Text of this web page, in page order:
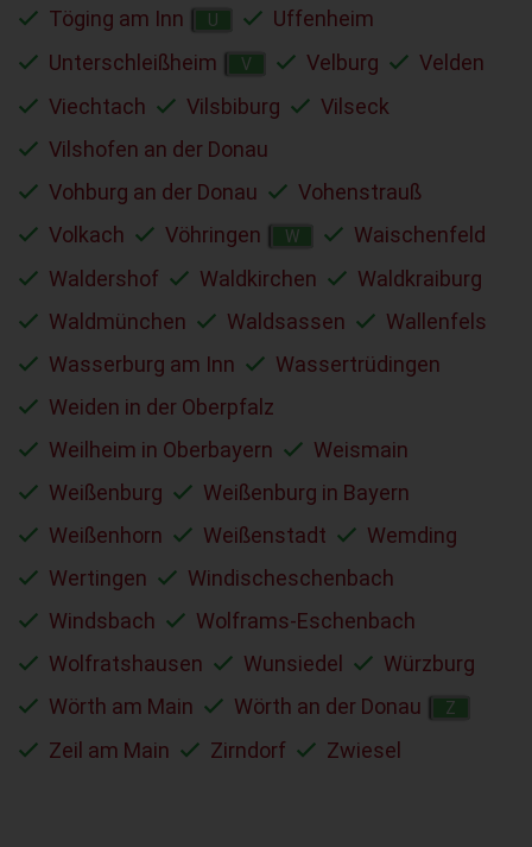
Töging am Inn
U
Uffenheim
Unterschleißheim
V Velburg
Velden
Viechtach
Vilsbiburg
Vilseck
Vilshofen an der Donau
Vohburg an der Donau
Vohenstrauß
Volkach
Vöhringen W
Waischenfeld
Waldershof
Waldkirchen
Waldkraiburg
Waldmünchen
Waldsassen
Wallenfels
Wasserburg am Inn
Wassertrüdingen
Weiden in der Oberpfalz
Weilheim in Oberbayern
Weismain
Weißenburg
Weißenburg in Bayern
Weißenhorn
Weißenstadt
Wemding
Wertingen
Windischeschenbach
Windsbach
Wolframs-Eschenbach
Wolfratshausen
Wunsiedel
Würzburg
Wörth am Main
Wörth an der Donau Z
Zeil am Main Zirndorf Zwiesel